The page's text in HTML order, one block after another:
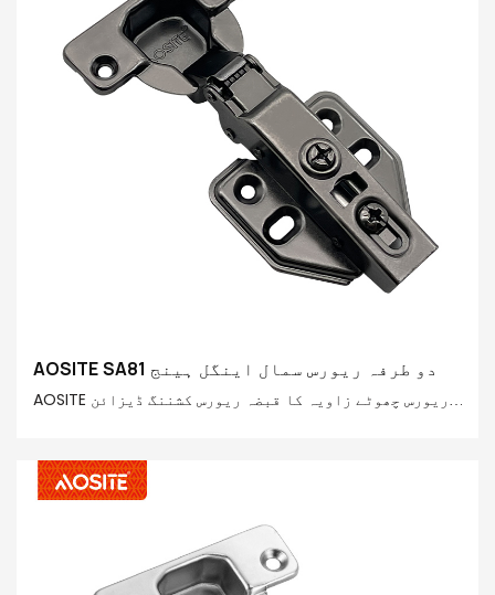
AOSITE SA81 دو طرفہ ریورس سمال اینگل ہینج
AOSITE ریورس چھوٹے زاویہ کا قبضہ ریورس کشننگ ڈیزائن
بند کرتا ہے، دروازے اور لوازمات کی حفاظت کرتا ہے اور
صارف کے تجربے کو بہتر بناتا ہے۔